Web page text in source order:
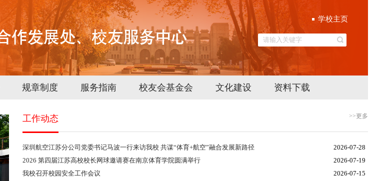
学校主页
规章制度 服务指南 校友会基金会 文化建设 资料下载
工作动态 >>更多
深圳航空江苏分公司党委书记马波一行来访我校 共谋“体育+航空”融合发展新路径
2026-07-28
2026 第四届江苏高校校长网球邀请赛在南京体育学院圆满举行
2026-07-19
我校召开校园安全工作会议
2026-07-15